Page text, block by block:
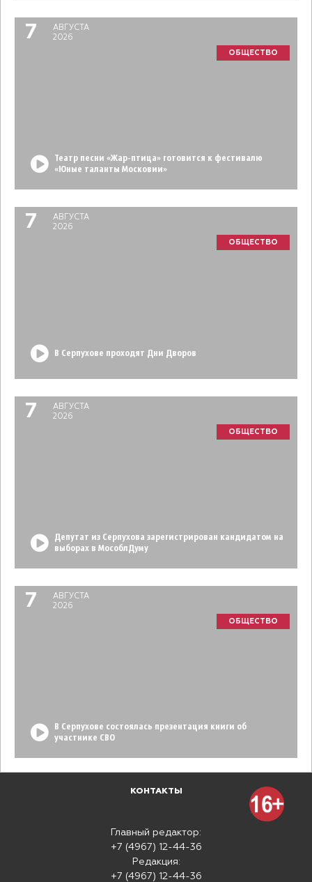
7
АВГУСТА
2026
ОБЩЕСТВО
Театр песни «Жар-птица» готовится к фестивалю
«Юные таланты Московии»
7
АВГУСТА
2026
ОБЩЕСТВО
В Серпухове проходят Дни Дворов
7
АВГУСТА
2026
ОБЩЕСТВО
Депутат из Серпухова зарегистрирован кандидатом на
выборах в МособлДуму
7
АВГУСТА
2026
ОБЩЕСТВО
В Серпухове состоялась презентация книги об
участнике СВО
КОНТАКТЫ
Главный редактор:
+7 (4967) 12-44-36
Редакция:
+7 (4967) 12-44-36